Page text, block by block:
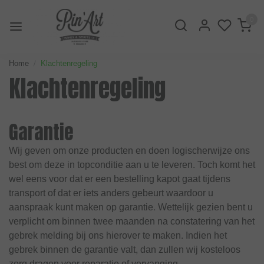
Home Klachtenregeling
Klachtenregeling
Garantie
Wij geven om onze producten en doen logischerwijze ons
best om deze in topconditie aan u te leveren. Toch komt het
wel eens voor dat er een bestelling kapot gaat tijdens
transport of dat er iets anders gebeurt waardoor u
aanspraak kunt maken op garantie. Wettelijk gezien bent u
verplicht om binnen twee maanden na constatering van het
gebrek melding bij ons hierover te maken. Indien het
gebrek binnen de garantie valt, dan zullen wij kosteloos